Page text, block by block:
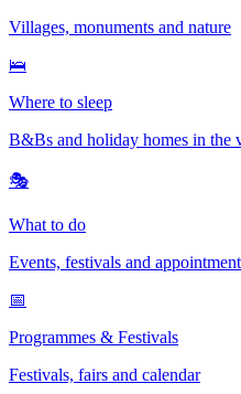
Villages, monuments and nature
🛌
Where to sleep
B&Bs and holiday homes in the
🎭
What to do
Events, festivals and
📅
Programmes & Festivals
Festivals, fairs and calendar